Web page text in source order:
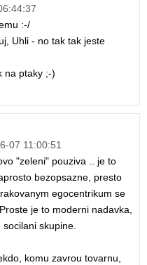
:-/
Uhli - no tak tak jeste
na ptaky ;-)
07 11:00:51
"zeleni" pouziva .. je to
bezopsazne, presto
egocentrikum se
je to moderni nadavka,
skupine.
komu zavrou tovarnu,